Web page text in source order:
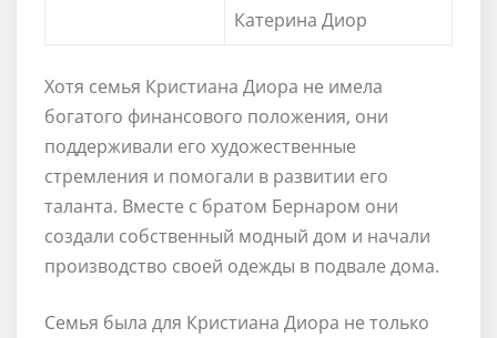
Катерина Диор
Хотя семья Кристиана Диора не имела
богатого финансового положения, они
поддерживали его художественные
стремления и помогали в развитии его
таланта. Вместе с братом Бернаром они
создали собственный модный дом и начали
производство своей одежды в подвале дома.
Семья была для Кристиана Диора не только